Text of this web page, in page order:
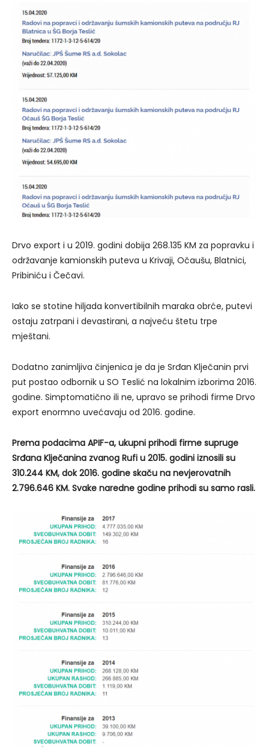
Drvo export i u 2019. godini dobija 268.135 KM za popravku i
održavanje kamionskih puteva u Krivaji, Očaušu, Blatnici,
Pribiniću i Čečavi.
Iako se stotine hiljada konvertibilnih maraka obrće, putevi
ostaju zatrpani i devastirani, a najveću štetu trpe
mještani.
Dodatno zanimljiva činjenica je da je Srđan Klječanin prvi
put postao odbornik u SO Teslić na lokalnim izborima 2016.
godine. Simptomatično ili ne, upravo se prihodi firme Drvo
export enormno uvećavaju od 2016. godine.
Prema podacima APIF-a, ukupni prihodi firme supruge
Srđana Klječanina zvanog Rufi u 2015. godini iznosili su
310.244 KM, dok 2016. godine skaču na nevjerovatnih
2.796.646 KM. Svake naredne godine prihodi su samo rasli.